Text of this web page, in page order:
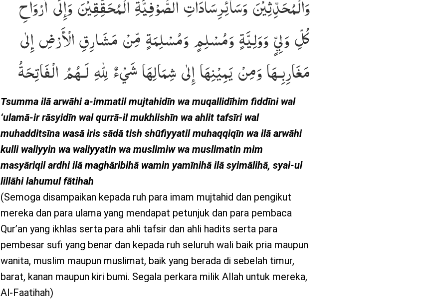
وَالْمُحَدِّثِيْنَ وَسَآئِرِسَادَاتِ الصُّوْفِيَّةِ الْمُحَقِّقِيْنَ وَإِلَى أَرْوَاحِ
كُلِّ وَلِيٍّ وَوَلِيَّةٍ وَمُسْلِمٍ وَمُسْلِمَةٍ مِّنْ مَشَارِقِ الْأَرْضِ إِلٰى
مَغَارِبِـهَا وَمِنْ يَمِيْنِهَا إِلٰى شِمَالِهَا شَيْءٌ لِلّٰهِ لَـهُمُ الْفَاتِحَةُ
Tsumma ilā arwāhi a-immatil mujtahidīn wa muqallidīhim fiddīni wal
‘ulamā-ir rāsyidīn wal qurrā-il mukhlishīn wa ahlit tafsīri wal
muhadditsīna wasā iris sādā tish shūfiyyatil muhaqqiqīn wa ilā arwāhi
kulli waliyyin wa waliyyatin wa muslimiw wa muslimatin mim
masyāriqil ardhi ilā maghāribihā wamin yamīnihā ilā syimālihā, syai-ul
lillāhi lahumul fātihah
(Semoga disampaikan kepada ruh para imam mujtahid dan pengikut
mereka dan para ulama yang mendapat petunjuk dan para pembaca
Qur’an yang ikhlas serta para ahli tafsir dan ahli hadits serta para
pembesar sufi yang benar dan kepada ruh seluruh wali baik pria maupun
wanita, muslim maupun muslimat, baik yang berada di sebelah timur,
barat, kanan maupun kiri bumi. Segala perkara milik Allah untuk mereka,
Al-Faatihah)